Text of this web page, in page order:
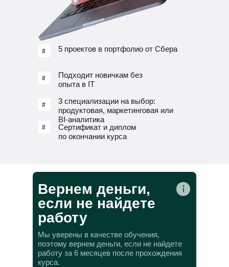
# 5 проектов в портфолио от Сбера
#
Подходит новичкам без
опыта в IT
#
3 специализации на выбор:
продуктовая, маркетинговая или
BI-аналитика
#
Сертификат и диплом
по окончании курса
Вернем деньги,
если не найдете
работу
Мы уверены в качестве обучения,
поэтому вернем деньги, если не найдете
работу за 6 месяцев после прохождения
курса.